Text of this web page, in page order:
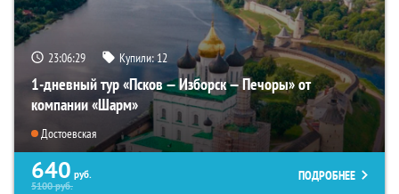
23:06:27 Купили:12
1-дневный тур «Псков — Изборск — Печоры» от
компании «Шарм»
Достоевская
640 руб.
5100руб.
ПОДРОБНЕЕ